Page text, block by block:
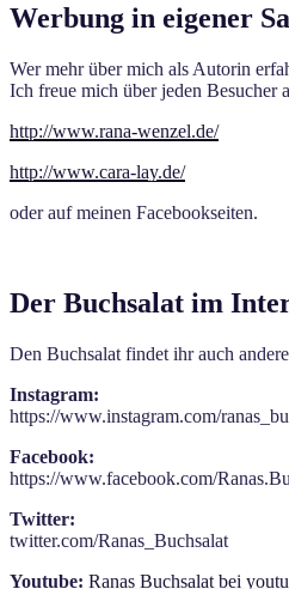
Werbung in eigener
Wer mehr über mich als Autorin
Ich freue mich über jeden Besucher
http://www.rana-wenzel.de/
http://www.cara-lay.de/
oder auf meinen Facebookseiten.
Der Buchsalat im
Den Buchsalat findet ihr auch
Instagram:
https://www.instagram.com/
Facebook:
https://www.facebook.com/
Twitter:
twitter.com/Ranas_Buchsalat
Youtube: Ranas Buchsalat bei